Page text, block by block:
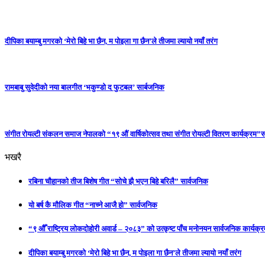
दीपिका बयाम्बु मगरको ‘मेरो बिहे भा छैन, म पोइला गा छैन’ले तीजमा ल्यायो नयाँ तरंग
रामबाबु सुवेदीको नया बालगीत ‘भकुण्डो द फुटबल’ सार्बजनिक
संगीत रोयल्टी संकलन समाज नेपालको “१९ औं वार्षिकोत्सव तथा संगीत रोयल्टी वितरण
भखरै
रबिना चौहानको तीज बिशेष गीत “सोचे झै भएन बिहे बरिलै” सार्वजनिक
यो बर्ष कै मौलिक गीत “नाच्ने आजै हो” सार्वजनिक
“९ औँ राष्ट्रिय लोकदोहोरी अवार्ड – २०८३” को उत्कृष्ट पाँच मनोनयन सार्वजनिक
दीपिका बयाम्बु मगरको ‘मेरो बिहे भा छैन, म पोइला गा छैन’ले तीजमा ल्यायो नयाँ तरंग